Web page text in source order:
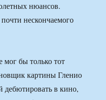
нюансов.
нескончаемого
мог бы только тот
картины Гленио
в кино,